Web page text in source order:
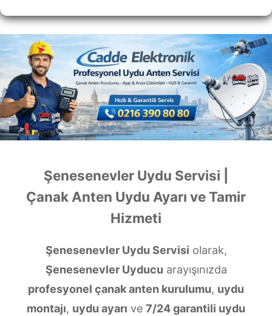
Şenesenevler Uydu Servisi |
Çanak Anten Uydu Ayarı ve Tamir
Hizmeti
Şenesenevler Uydu Servisi olarak,
Şenesenevler Uyducu arayışınızda
profesyonel çanak anten kurulumu, uydu
montajı, uydu ayarı ve 7/24 garantili uydu